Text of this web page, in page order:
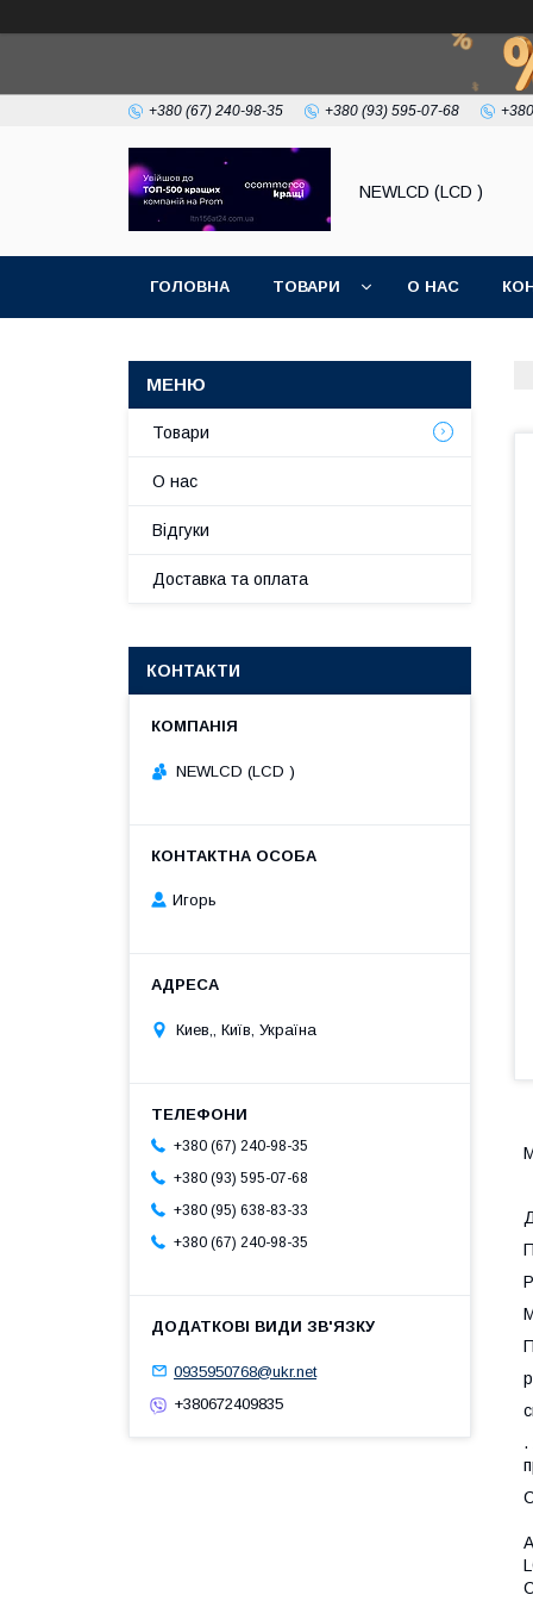
+380 (67) 240-98-35 +380 (93) 595-07-68
NEWLCD (LCD )
ГОЛОВНА ТОВАРИ О НАС
.
Товари
О нас
Відгуки
Доставка та оплата
КОНТАКТИ
NEWLCD (LCD )
Игорь
Киев,, Київ, Україна
+380 (67) 240-98-35
+380 (93) 595-07-68
+380 (95) 638-83-33
+380 (67) 240-98-35
0935950768@ukr.net
+380672409835